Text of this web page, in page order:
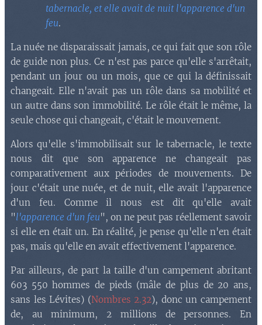
tabernacle, et elle avait de nuit l'apparence d'un
feu.
La nuée ne disparaissait jamais, ce qui fait que son rôle
de guide non plus. Ce n'est pas parce qu'elle s'arrêtait,
pendant un jour ou un mois, que ce qui la définissait
changeait. Elle n'avait pas un rôle dans sa mobilité et
un autre dans son immobilité. Le rôle était le même, la
seule chose qui changeait, c'était le mouvement.
Alors qu'elle s'immobilisait sur le tabernacle, le texte
nous dit que son apparence ne changeait pas
comparativement aux périodes de mouvements. De
jour c'était une nuée, et de nuit, elle avait l'apparence
d'un feu. Comme il nous est dit qu'elle avait
"l'apparence d'un feu", on ne peut pas réellement savoir
si elle en était un. En réalité, je pense qu'elle n'en était
pas, mais qu'elle en avait effectivement l'apparence.
Par ailleurs, de part la taille d'un campement abritant
603 550 hommes de pieds (mâle de plus de 20 ans,
sans les Lévites) (Nombres 2.32), donc un campement
de, au minimum, 2 millions de personnes. En